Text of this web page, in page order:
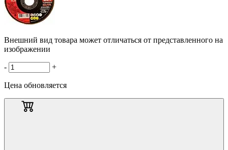
Внешний вид товара может отличаться от представленного на
изображении
- +
Цена обновляется